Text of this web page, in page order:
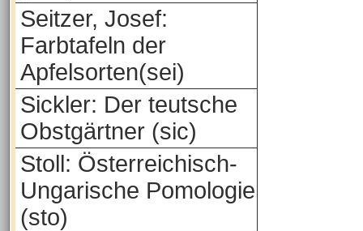
Seitzer, Josef:
Farbtafeln der
Apfelsorten(sei)
Sickler: Der teutsche
Obstgärtner (sic)
Stoll: Österreichisch-
Ungarische Pomologie
(sto)